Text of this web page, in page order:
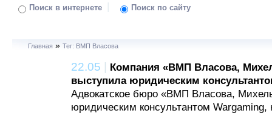
Поиск в интернете | Поиск по сайту
Главная » Тег: ВМП Власова
22.05
Компания «ВМП Власова,
выступила юридическим
Адвокатское бюро «ВМП Власова,
юридическим консультантом Wargaming,